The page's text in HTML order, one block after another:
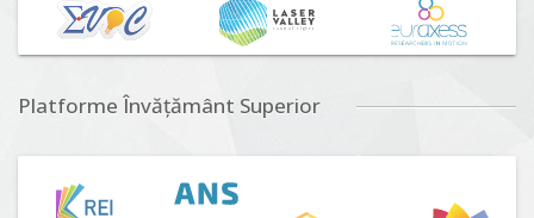
Platforme Învățământ Superior